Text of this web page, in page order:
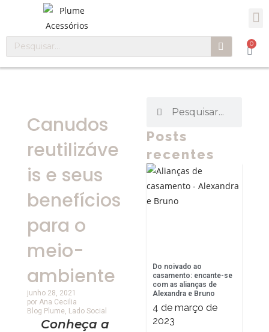
0
Canudos
reutilizáve
is e seus
benefícios
para o
meio-
ambiente
junho 28, 2021
por Ana Cecilia
Blog Plume, Lado Social
Conheça a
Posts
recentes
Do noivado ao
casamento: encante-se
com as alianças de
Alexandra e Bruno
4 de março de
2023